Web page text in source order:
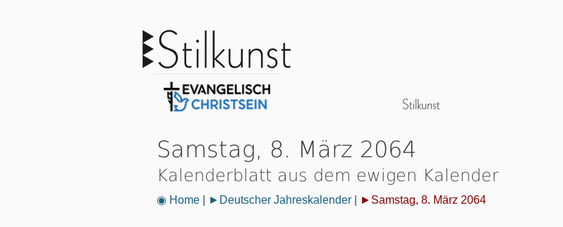
Samstag, 8. März 2064
Kalenderblatt aus dem ewigen Kalender
◉ Home ►Deutscher Jahreskalender ►Samstag, 8. März 2064